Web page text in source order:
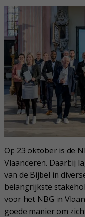
Op 23 oktober is de
Vlaanderen. Daarbij
van de Bijbel in
belangrijkste
voor het NBG in
goede manier om